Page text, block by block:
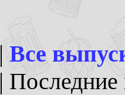
|Все
|